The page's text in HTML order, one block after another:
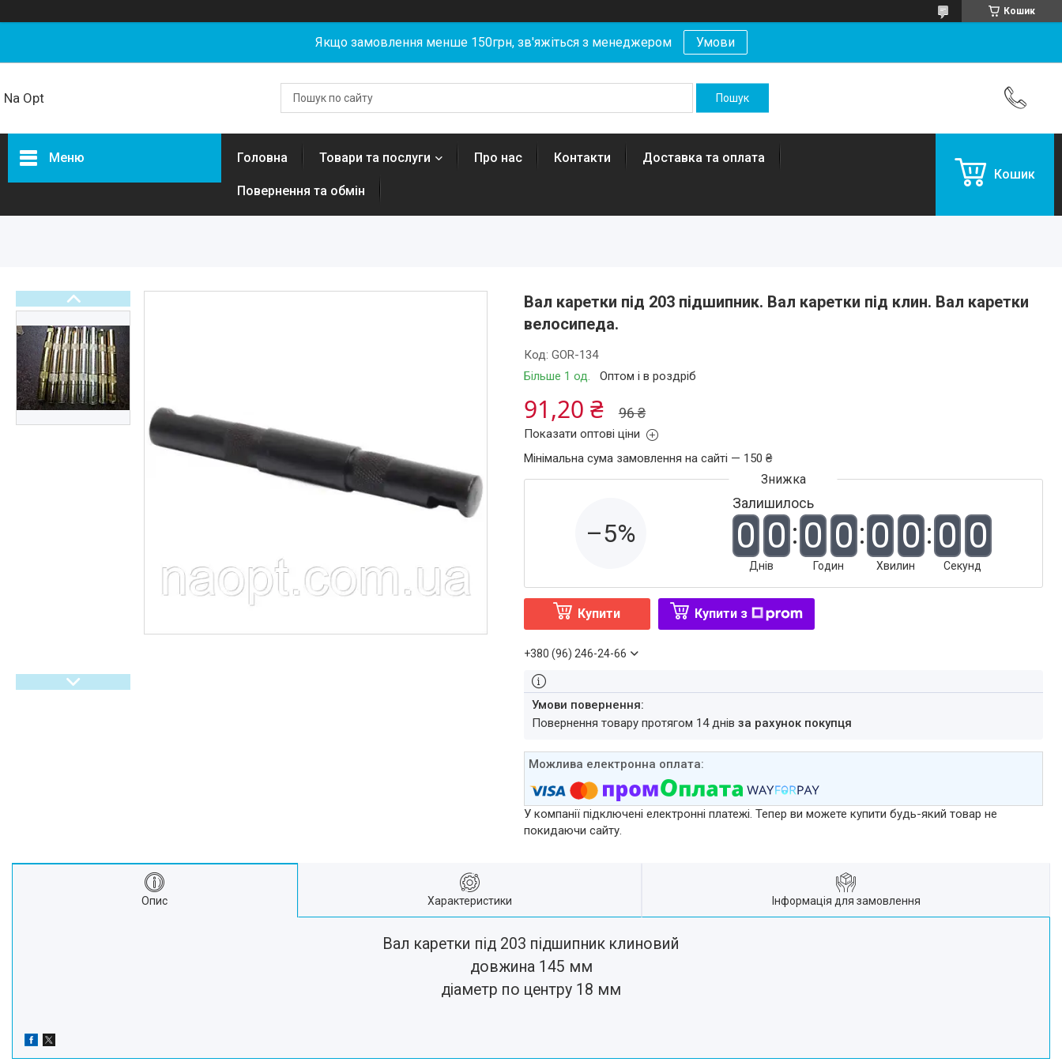
Кошик
Якщо замовлення менше 150грн, зв'яжіться з менеджером Умови
Na Opt
Меню
Риболовля
Бензозапчастини
Запчастини та комплектуючі
для електротехніки, самокатів,
гіроббордів, E-Bike.
Велосипеди,
Електровелосипеди Самокати
Електросамокати
Велозапчастини. Велодетали.
Вело аксесуари. Вело
М'які іграшки
Головна Товари та послуги Про нас Контакти Доставка та оплата
Повернення та обмін
Кошик
Вал каретки під 203 підшипник. Вал каретки під клин. Вал каретки
велосипеда.
Більше 1 од. Оптом і в роздріб
Код: GOR-134
96 ₴
91,20 ₴
Показати оптові ціни
Мінімальна сума замовлення на сайті — 150 ₴
–5%
Залишилось
0 0
Днів
0 0
Годин
0 0
Хвилин
0 0
Секунд
Купити Купити з
+380 (96) 246-24-66
повернення товару протягом 14 днів за рахунок покупця
У компанії підключені електронні платежі. Тепер ви можете купити будь-який товар не
покидаючи сайту.
Опис Характеристики Інформація для замовлення
Вал каретки під 203 підшипник клиновий
довжина 145 мм
діаметр по центру 18 мм